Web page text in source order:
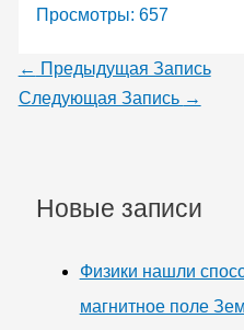
Просмотры: 657
← Предыдущая Запись
Следующая Запись →
Новые записи
Физики нашли
магнитное поле